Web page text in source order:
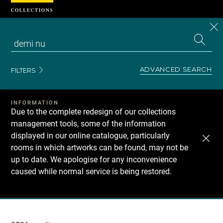
FILTERS ADVANCED SEARCH
INFORMATION
Due to the complete redesign of our collections
management tools, some of the information
displayed in our online catalogue, particularly
rooms in which artworks can be found, may not be
up to date. We apologise for any inconvenience
caused while normal service is being restored.
Recherche
Cookies management panel